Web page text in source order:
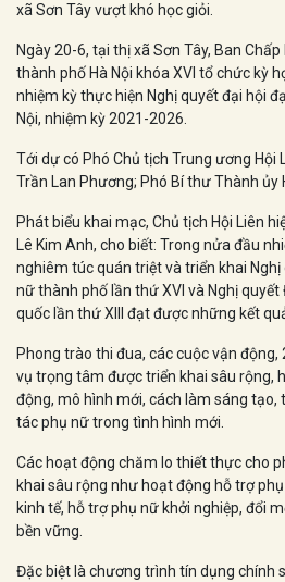
xã Sơn Tây vượt khó học giỏi.
Ngày 20-6, tại thị xã Sơn Tây, Ban
thành phố Hà Nội khóa XVI tổ chức kỳ
nhiệm kỳ thực hiện Nghị quyết đại hội
Nội, nhiệm kỳ 2021-2026.
Tới dự có Phó Chủ tịch Trung ương Hội
Trần Lan Phương; Phó Bí thư Thành ủy
Phát biểu khai mạc, Chủ tịch Hội Liên
Lê Kim Anh, cho biết: Trong nửa đầu
nghiêm túc quán triệt và triển khai
nữ thành phố lần thứ XVI và Nghị
quốc lần thứ XIII đạt được những kết
Phong trào thi đua, các cuộc vận
vụ trọng tâm được triển khai sâu rộng,
động, mô hình mới, cách làm sáng tạo,
tác phụ nữ trong tình hình mới.
Các hoạt động chăm lo thiết thực cho
khai sâu rộng như hoạt động hỗ trợ
kinh tế, hỗ trợ phụ nữ khởi nghiệp, đổi
bền vững.
Đặc biệt là chương trình tín dụng chính